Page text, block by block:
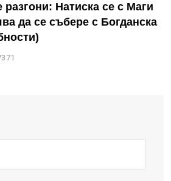
Натиска се с Маги
да се събере с Богданска